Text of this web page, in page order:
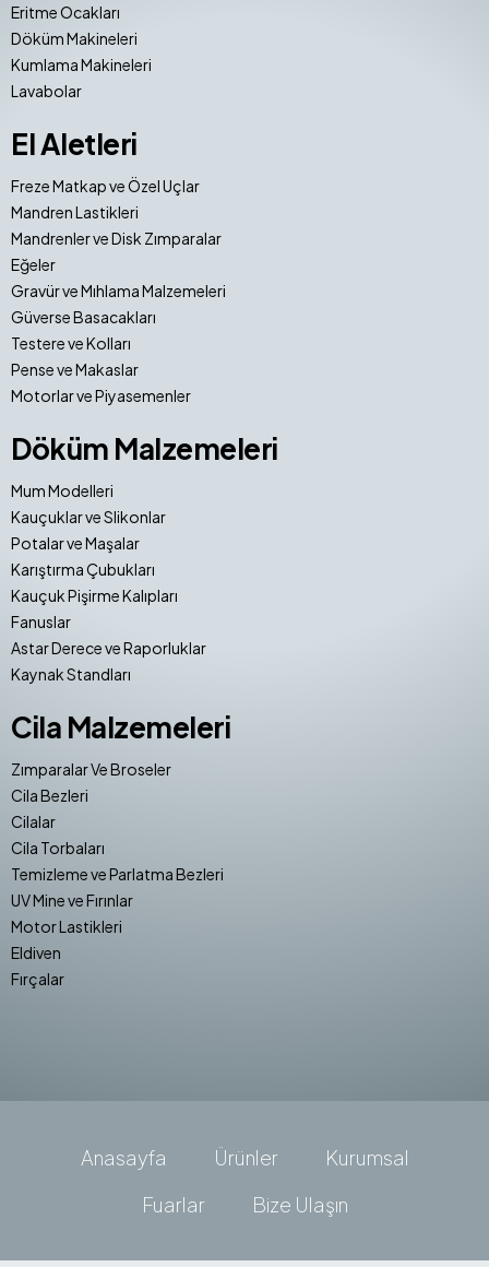
Eritme Ocakları
Döküm Makineleri
Kumlama Makineleri
Lavabolar
El Aletleri
Freze Matkap ve Özel Uçlar
Mandren Lastikleri
Mandrenler ve Disk Zımparalar
Eğeler
Gravür ve Mıhlama Malzemeleri
Güverse Basacakları
Testere ve Kolları
Pense ve Makaslar
Motorlar ve Piyasemenler
Döküm Malzemeleri
Mum Modelleri
Kauçuklar ve Slikonlar
Potalar ve Maşalar
Karıştırma Çubukları
Kauçuk Pişirme Kalıpları
Fanuslar
Astar Derece ve Raporluklar
Kaynak Standları
Cila Malzemeleri
Zımparalar Ve Broseler
Cila Bezleri
Cilalar
Cila Torbaları
Temizleme ve Parlatma Bezleri
UV Mine ve Fırınlar
Motor Lastikleri
Eldiven
Fırçalar
Anasayfa Ürünler
Kurumsal
Fuarlar
Bize Ulaşın